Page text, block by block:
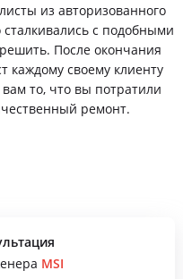
из авторизованного
с подобными
После окончания
каждому своему клиенту
то, что вы потратили
ремонт.
MSI